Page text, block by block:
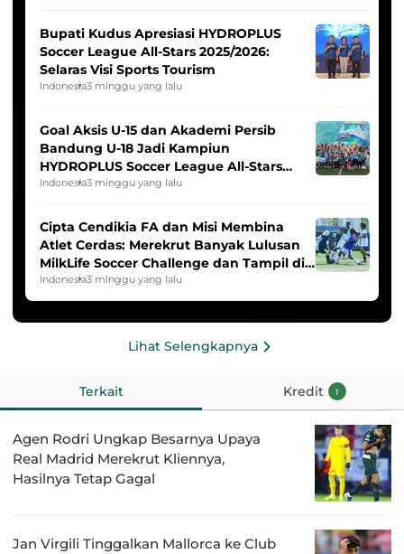
Bupati Kudus Apresiasi HYDROPLUS
Soccer League All-Stars 2025/2026:
Selaras Visi Sports Tourism
Indonesia3 minggu yang lalu
Goal Aksis U-15 dan Akademi Persib
Bandung U-18 Jadi Kampiun
HYDROPLUS Soccer League All-Stars
2025/2026
Indonesia3 minggu yang lalu
Cipta Cendikia FA dan Misi Membina
Atlet Cerdas: Merekrut Banyak Lulusan
MilkLife Soccer Challenge dan Tampil di
HYDROPLUS Soccer League
Indonesia3 minggu yang lalu
Lihat Selengkapnya
Terkait Kredit 1
Agen Rodri Ungkap Besarnya Upaya
Real Madrid Merekrut Kliennya,
Hasilnya Tetap Gagal
Jan Virgili Tinggalkan Mallorca ke Club